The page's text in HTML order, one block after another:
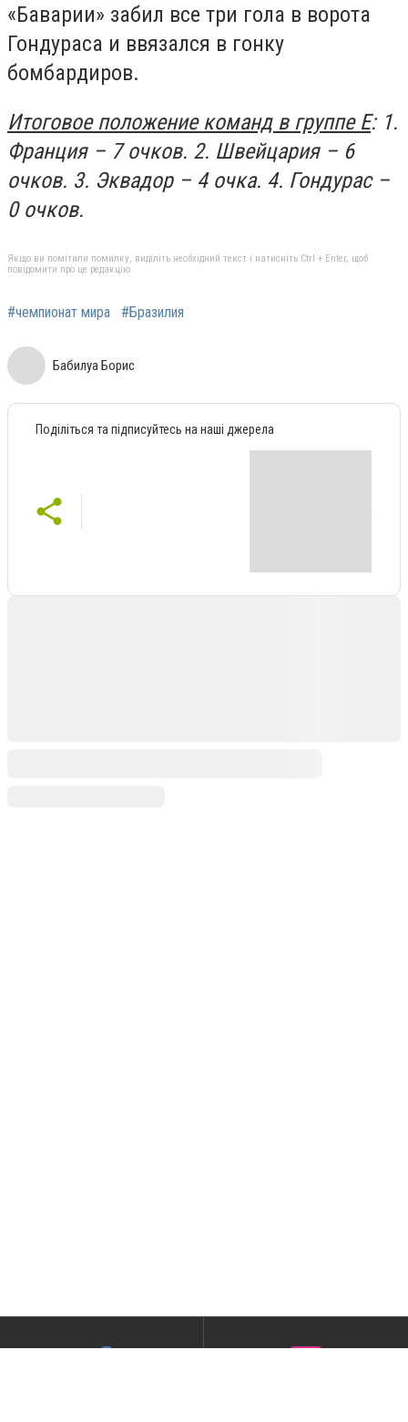
«Баварии» забил все три гола в ворота
Гондураса и ввязался в гонку
бомбардиров.
Итоговое положение команд в группе Е: 1.
Франция – 7 очков. 2. Швейцария – 6
очков. 3. Эквадор – 4 очка. 4. Гондурас –
0 очков.
Якщо ви помітили помилку, виділіть необхідний текст і натисніть Ctrl + Enter, щоб
повідомити про це редакцію
#чемпионат мира #Бразилия
Бабилуа Борис
Поділіться та підписуйтесь на наші джерела